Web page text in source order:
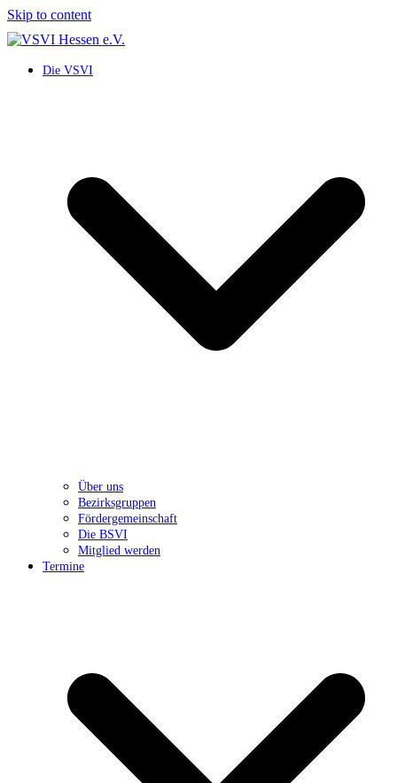
Skip to content
Die VSVI
Über uns
Bezirksgruppen
Fördergemeinschaft
Die BSVI
Mitglied werden
Termine